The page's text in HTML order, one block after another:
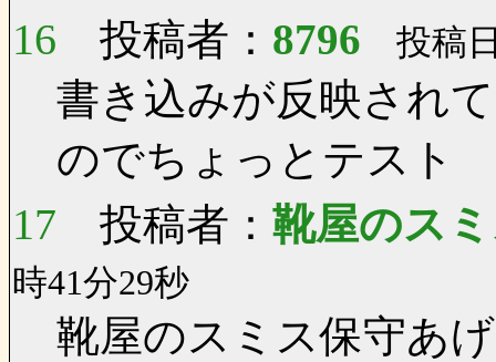
16 投稿者： 8796 投稿日
書き込みが反映され
のでちょっとテスト
17 投稿者： 靴屋のス
時41分29秒
靴屋のスミス保守あげ